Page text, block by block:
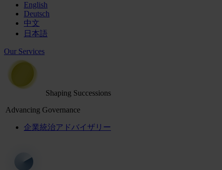
English
Deutsch
中文
日本語
Our Services
Shaping Successions
Advancing Governance
企業統治アドバイザリー